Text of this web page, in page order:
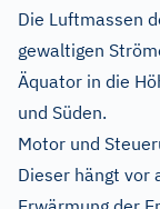
Die Luftmassen
gewaltigen
Äquator in die
und Süden.
Motor und
Dieser hängt vor